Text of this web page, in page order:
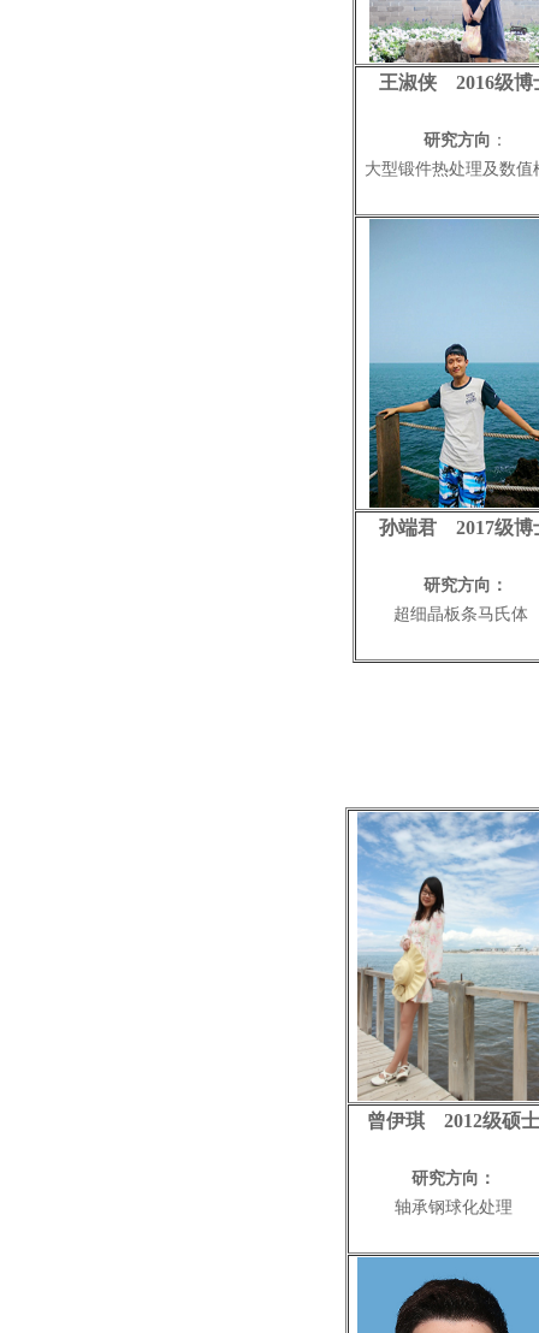
王淑侠 2016级博
研究方向 ：
大型锻件热处理及数值
孙端君 2017级博
研究方向：
超细晶板条马氏体
曾伊琪 2012级硕士
研究方向：
轴承钢球化处理